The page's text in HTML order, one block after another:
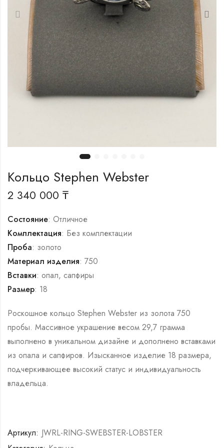
Кольцо Stephen Webster
2 340 000 ₸
Состояние: Отличное
Комплектация: Без комплектации
Проба: золото
Материал изделия: 750
Вставки: опал, сапфиры
Размер: 18
Роскошное кольцо Stephen Webster из золота 750
пробы. Массивное украшение весом 29,7 грамма
выполнено в уникальном дизайне и дополнено вставками
из опала и сапфиров. Изысканное изделие 18 размера,
подчеркивающее высокий статус и индивидуальность
владельца.
Артикул: JWRL-RING-SWEBSTER-LOBSTER